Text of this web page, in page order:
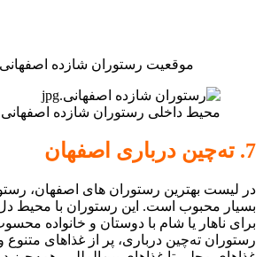
موقعیت رستوران شازده
محیط داخلی رستوران شازده اصفهانی
7. ته‌چین درباری اصفهان
در لیست بهترین رستوران های اصفهان،
بسیار محبوب است. این رستوران با محیط
برای ناهار یا شام با دوستان و خانواده
رستوران ته‌چین درباری، پر از غذاهای